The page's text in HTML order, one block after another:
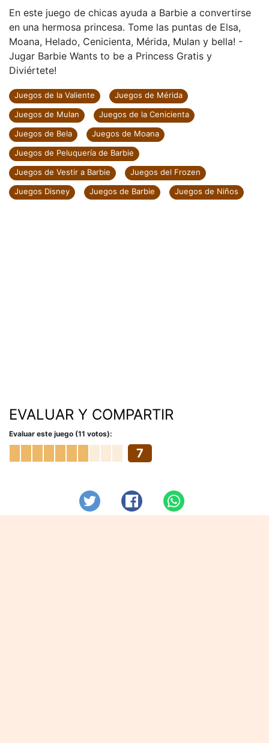
En este juego de chicas ayuda a Barbie a convertirse
en una hermosa princesa. Tome las puntas de Elsa,
Moana, Helado, Cenicienta, Mérida, Mulan y bella! -
Jugar Barbie Wants to be a Princess Gratis y
Diviértete!
Juegos de la Valiente
Juegos de Mérida
Juegos de Mulan
Juegos de la Cenicienta
Juegos de Bela
Juegos de Moana
Juegos de Peluquería de Barbie
Juegos de Vestir a Barbie
Juegos del Frozen
Juegos Disney
Juegos de Barbie Juegos de Niños
EVALUAR Y COMPARTIR
Evaluar este juego (11 votos):
7